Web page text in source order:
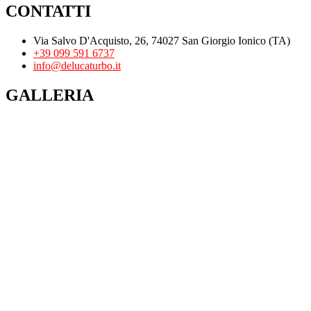
CONTATTI
Via Salvo D'Acquisto, 26, 74027 San Giorgio Ionico (TA)
+39 099 591 6737
info@delucaturbo.it
GALLERIA